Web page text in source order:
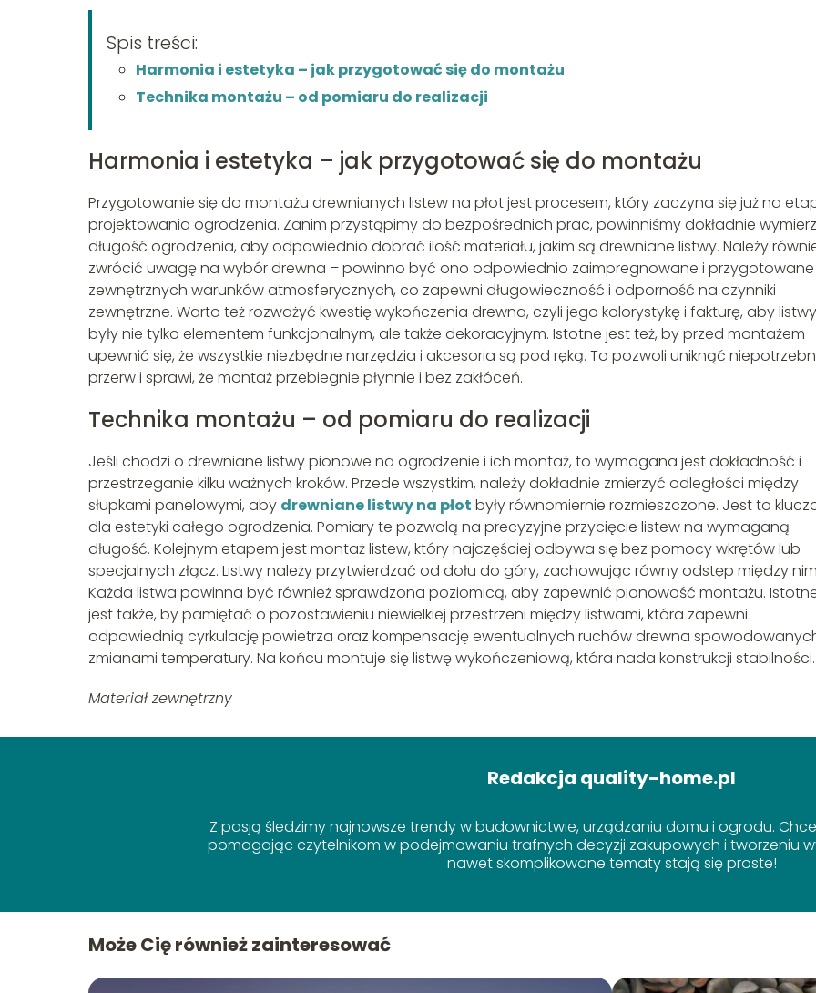
Spis treści:
Harmonia i estetyka – jak przygotować się do montażu
Technika montażu – od pomiaru do realizacji
Harmonia i estetyka – jak przygotować się do montażu
Przygotowanie się do montażu drewnianych listew na płot jest procesem, który zaczyna się już na
projektowania ogrodzenia. Zanim przystąpimy do bezpośrednich prac, powinniśmy dokładnie
długość ogrodzenia, aby odpowiednio dobrać ilość materiału, jakim są drewniane listwy. Należy
zwrócić uwagę na wybór drewna – powinno być ono odpowiednio zaimpregnowane i
zewnętrznych warunków atmosferycznych, co zapewni długowieczność i odporność na czynniki
zewnętrzne. Warto też rozważyć kwestię wykończenia drewna, czyli jego kolorystykę i fakturę, aby listwy
były nie tylko elementem funkcjonalnym, ale także dekoracyjnym. Istotne jest też, by przed montażem
upewnić się, że wszystkie niezbędne narzędzia i akcesoria są pod ręką. To pozwoli uniknąć
przerw i sprawi, że montaż przebiegnie płynnie i bez zakłóceń.
Technika montażu – od pomiaru do realizacji
Jeśli chodzi o drewniane listwy pionowe na ogrodzenie i ich montaż, to wymagana jest dokładność i
przestrzeganie kilku ważnych kroków. Przede wszystkim, należy dokładnie zmierzyć odległości między
słupkami panelowymi, aby drewniane listwy na płot były równomiernie rozmieszczone. Jest to
dla estetyki całego ogrodzenia. Pomiary te pozwolą na precyzyjne przycięcie listew na wymaganą
długość. Kolejnym etapem jest montaż listew, który najczęściej odbywa się bez pomocy wkrętów lub
specjalnych złącz. Listwy należy przytwierdzać od dołu do góry, zachowując równy odstęp między
Każda listwa powinna być również sprawdzona poziomicą, aby zapewnić pionowość montażu.
jest także, by pamiętać o pozostawieniu niewielkiej przestrzeni między listwami, która zapewni
odpowiednią cyrkulację powietrza oraz kompensację ewentualnych ruchów drewna
zmianami temperatury. Na końcu montuje się listwę wykończeniową, która nada konstrukcji stabilności.
Materiał zewnętrzny
Redakcja quality-home.pl
Z pasją śledzimy najnowsze trendy w budownictwie, urządzaniu domu i ogrodu.
pomagając czytelnikom w podejmowaniu trafnych decyzji zakupowych i tworzeniu
nawet skomplikowane tematy stają się proste!
Może Cię również zainteresować